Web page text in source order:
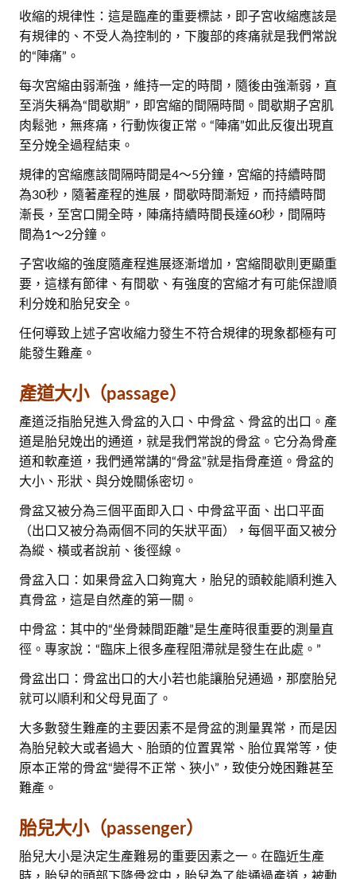
收縮的規律性：這是臨產的重要標誌，即子宮收縮應該是
有規律的、不受人為控制的，下腹部的疼痛就是我們常說
的“陣痛”。
每次宮縮由弱漸強，維持一定的時間，隨後由強漸弱，直
至消失稱為“間歇期”，即宮縮的間隔時間。間歇期子宮肌
肉鬆弛，無疼痛，行動恢復正常。“陣痛”如此反復出現直
至分娩全過程結束。
規律的宮縮應該間隔時間是4～5分鐘，宮縮的持續時間
為30秒，隨著產程的進展，間歇時間漸短，而持續時間
漸長，至宮口開全時，陣痛持續時間長達60秒，間隔時
間為1～2分鐘。
子宮收縮的強度隨產程進展逐漸增加，宮縮間歇則更顯重
要，這樣有節律、有間歇、有強度的宮縮才有可能保證順
利分娩和胎兒安全。
任何導致上述子宮收縮力發生不符合規律的現象都極有可
能發生難產。
產道大小（passage）
產道泛指胎兒進入骨盆的入口、中骨盆、骨盆的出口。產
道是胎兒娩出的通道，就是我們常說的骨盆。它分為骨產
道和軟產道，我們通常講的“骨盆”就是指骨產道。骨盆的
大小、形狀、與分娩關係密切。
骨盆又被分為三個平面即入口、中骨盆平面、出口平面
（出口又被分為兩個不同的矢狀平面），每個平面又被分
為縱、橫或者說前、後徑線。
骨盆入口：如果骨盆入口夠寬大，胎兒的頭較能順利進入
真骨盆，這是自然產的第一關。
中骨盆：其中的“坐骨棘間距離”是生產時很重要的測量直
徑。專家說：“臨床上很多產程阻滯就是發生在此處。”
骨盆出口：骨盆出口的大小若也能讓胎兒通過，那麼胎兒
就可以順利和父母見面了。
大多數發生難產的主要因素不是骨盆的測量異常，而是因
為胎兒較大或者過大、胎頭的位置異常、胎位異常等，使
原本正常的骨盆“變得不正常、狹小”，致使分娩困難甚至
難產。
胎兒大小（passenger）
胎兒大小是決定生產難易的重要因素之一。在臨近生產